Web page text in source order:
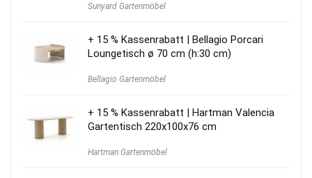
Sunyard Gartenmöbel
+ 15 % Kassenrabatt | Bellagio Porcari
Loungetisch ø 70 cm (h:30 cm)
Bellagio Gartenmöbel
+ 15 % Kassenrabatt | Hartman Valencia
Gartentisch 220x100x76 cm
Hartman Gartenmöbel